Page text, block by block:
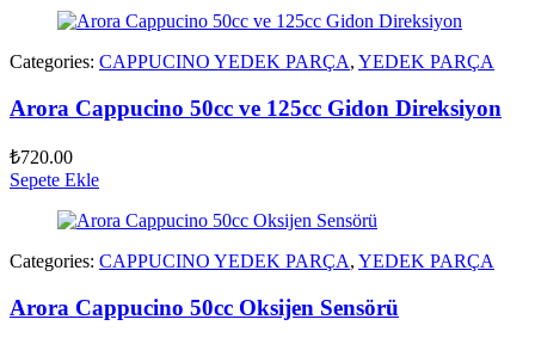
Categories: CAPPUCINO YEDEK PARÇA, YEDEK PARÇA
Arora Cappucino 50cc ve 125cc Gidon Direksiyon
₺720.00
Sepete Ekle
Categories: CAPPUCINO YEDEK PARÇA, YEDEK PARÇA
Arora Cappucino 50cc Oksijen Sensörü